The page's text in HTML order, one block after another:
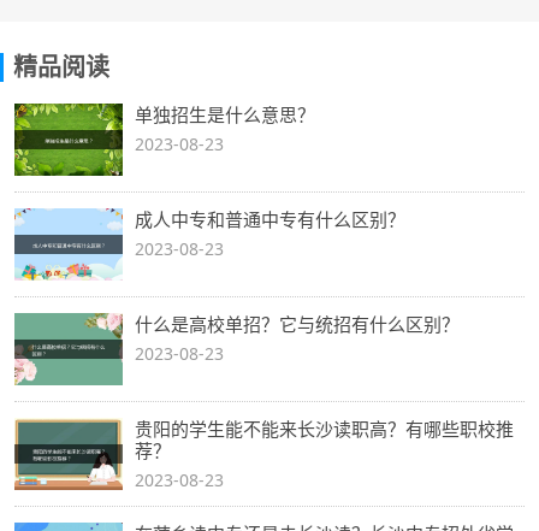
精品阅读
单独招生是什么意思？
2023-08-23
成人中专和普通中专有什么区别？
2023-08-23
什么是高校单招？它与统招有什么区别？
2023-08-23
贵阳的学生能不能来长沙读职高？有哪些职校推
荐？
2023-08-23